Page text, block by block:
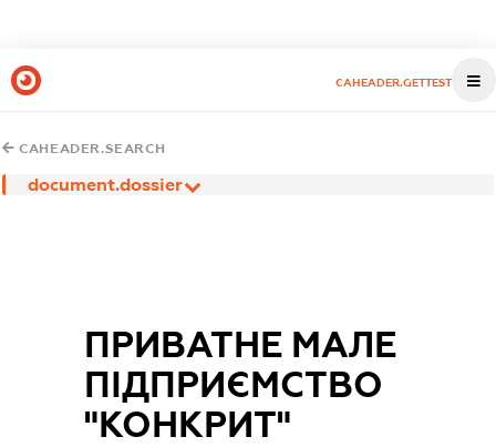
CAHEADER.GETTEST
CAHEADER.SEARCH
document.dossier
ПРИВАТНЕ МАЛЕ
ПІДПРИЄМСТВО
"КОНКРИТ"